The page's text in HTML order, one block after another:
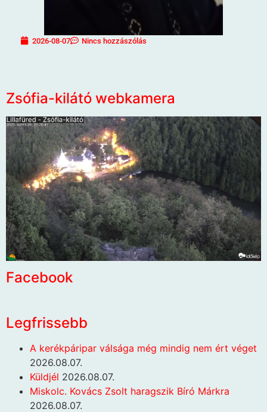
2026-08-07 Nincs hozzászólás
Zsófia-kilátó webkamera
Facebook
Legfrissebb
A kerékpáripar válsága még mindig nem ért véget
2026.08.07.
Küldjél 2026.08.07.
Miskolc. Kovács Zsolt haragszik Bíró Márkra
2026.08.07.